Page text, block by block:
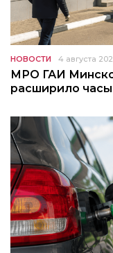
НОВОСТИ 4 августа
МРО ГАИ
расширило